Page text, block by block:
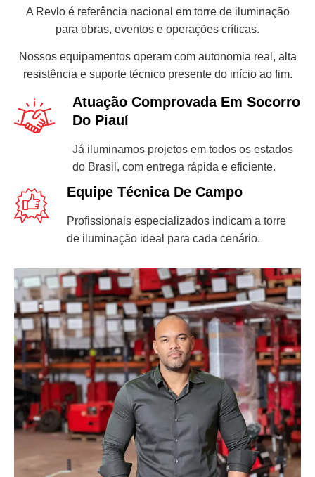
A Revlo é referência nacional em torre de iluminação
para obras, eventos e operações críticas.
Nossos equipamentos operam com autonomia real, alta
resistência e suporte técnico presente do início ao fim.
Atuação Comprovada Em Socorro
Do Piauí
Já iluminamos projetos em todos os estados
do Brasil, com entrega rápida e eficiente.
Equipe Técnica De Campo
Profissionais especializados indicam a torre
de iluminação ideal para cada cenário.